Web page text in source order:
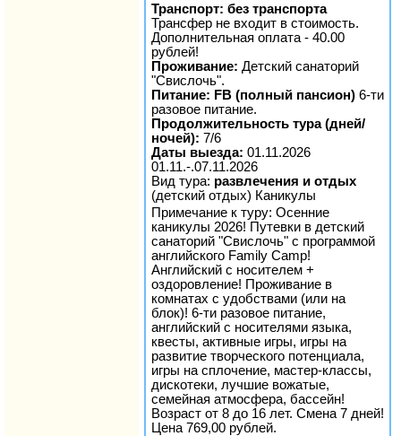
Транспорт: без транспорта
Трансфер не входит в стоимость.
Дополнительная оплата - 40.00
рублей!
Проживание: Детский санаторий
"Свислочь".
Питание: FB (полный пансион) 6-ти
разовое питание.
Продолжительность тура (дней/
ночей): 7/6
Даты выезда: 01.11.2026
01.11.-.07.11.2026
Вид тура: развлечения и отдых
(детский отдых) Каникулы
Примечание к туру: Осенние
каникулы 2026! Путевки в детский
санаторий "Свислочь" с программой
английского Family Camp!
Английский с носителем +
оздоровление! Проживание в
комнатах с удобствами (или на
блок)! 6-ти разовое питание,
английский с носителями языка,
квесты, активные игры, игры на
развитие творческого потенциала,
игры на сплочение, мастер-классы,
дискотеки, лучшие вожатые,
семейная атмосфера, бассейн!
Возраст от 8 до 16 лет. Смена 7 дней!
Цена 769,00 рублей.